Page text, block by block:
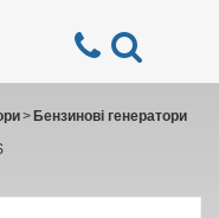
Бензинові генератори
>